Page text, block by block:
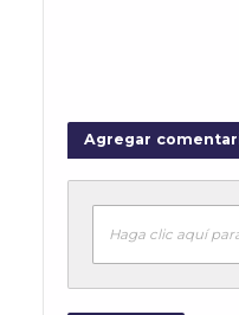
Agregar
Haga clic aquí